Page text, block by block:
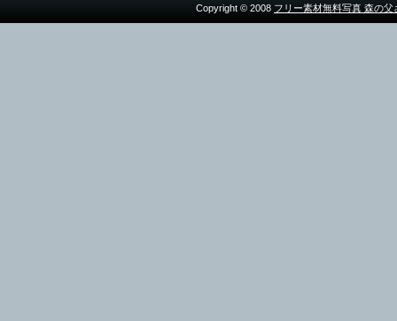
Copyright © 2008 フリー素材無料写真 森の父